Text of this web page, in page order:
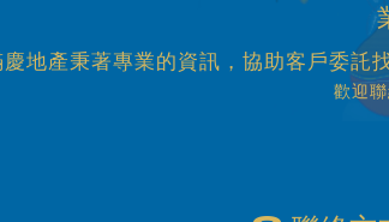
慶地產秉著專業的資訊，協助客戶委託
歡迎